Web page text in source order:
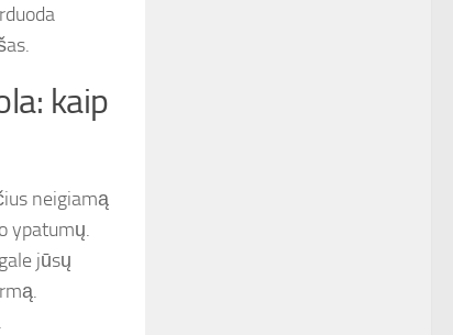
kaip
neigiamą
ypatumų.
jūsų